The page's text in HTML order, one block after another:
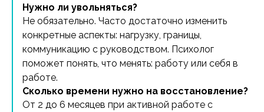
Нужно ли увольняться?
Не обязательно. Часто достаточно изменить
конкретные аспекты: нагрузку, границы,
коммуникацию с руководством. Психолог
поможет понять, что менять: работу или себя в
работе.
Сколько времени нужно на восстановление?
От 2 до 6 месяцев при активной работе с